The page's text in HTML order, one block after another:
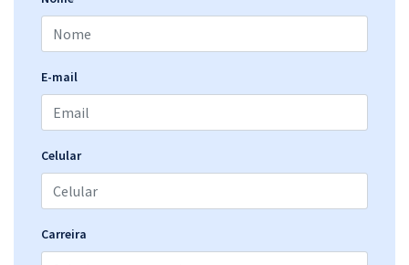
E-mail
Celular
Carreira